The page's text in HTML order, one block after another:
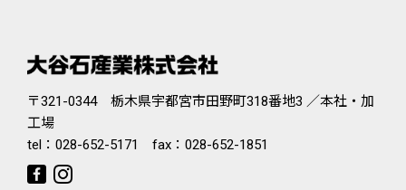
〒321-0344 栃木県宇都宮市田野町318番地3 ／本社・加
工場
tel： 028-652-5171 fax：028-652-1851